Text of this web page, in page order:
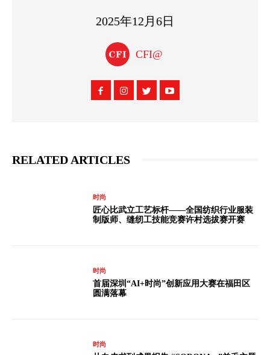
2025年12月6日
CFI@
RELATED ARTICLES
时尚
匠心比武立工艺标杆——全国纺织行业服装
制版师、缝纫工技能竞赛许村选拔赛开赛
时尚
首届深圳“AI+时尚”创新应用大赛在福田区
圆满落幕
时尚